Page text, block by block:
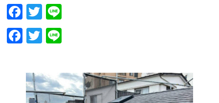
Facebook
Twitter
Facebook
Twitter